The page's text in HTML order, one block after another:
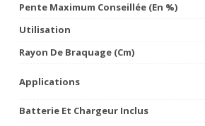
Pente Maximum Conseillée (en %)
Utilisation
Rayon De Braquage (cm)
Applications
Batterie Et Chargeur Inclus